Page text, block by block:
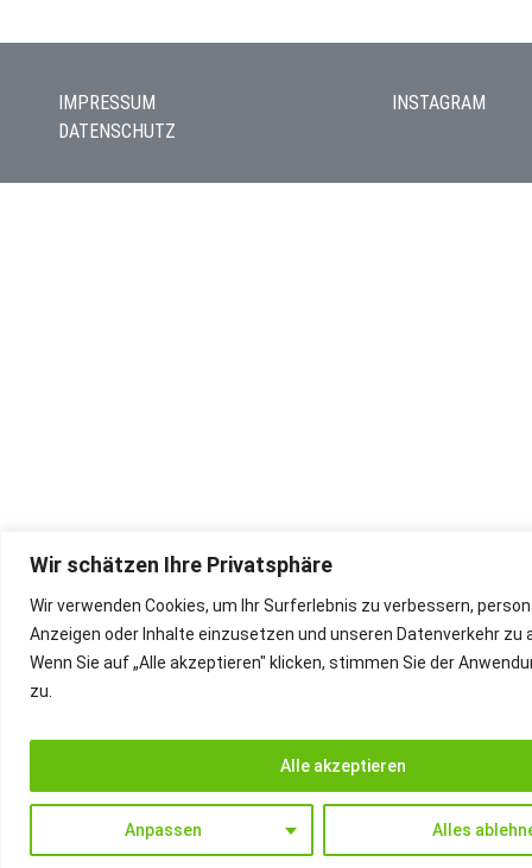
Wir schätzen Ihre Privatsphäre
Wir verwenden Cookies, um Ihr Surferlebnis zu verbessern,
Anzeigen oder Inhalte einzusetzen und unseren Datenverkehr zu
Wenn Sie auf „Alle akzeptieren" klicken, stimmen Sie der
zu.
Anpassen Alles
Alle akzeptieren
IMPRESSUM
DATENSCHUTZ
INSTAGRAM